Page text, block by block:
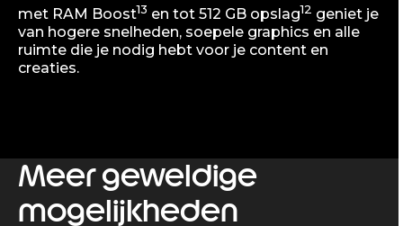
met RAM Boost13 en tot 512 GB opslag12 geniet je
van hogere snelheden, soepele graphics en alle
ruimte die je nodig hebt voor je content en
creaties.
Meer geweldige
mogelijkheden